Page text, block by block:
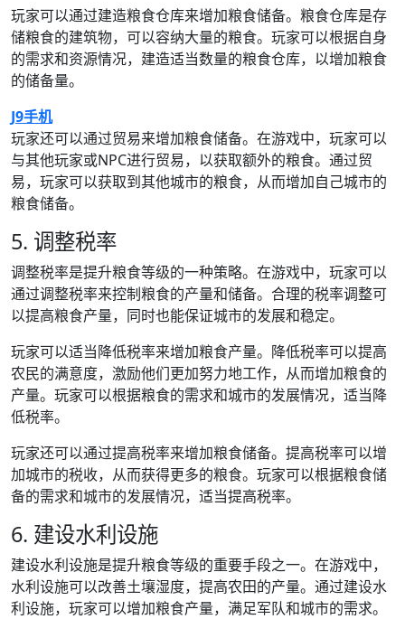
玩家可以通过建造粮食仓库来增加粮食储备。粮食仓库是存
储粮食的建筑物，可以容纳大量的粮食。玩家可以根据自身
的需求和资源情况，建造适当数量的粮食仓库，以增加粮食
的储备量。
J9手机
玩家还可以通过贸易来增加粮食储备。在游戏中，玩家可以
与其他玩家或NPC进行贸易，以获取额外的粮食。通过贸
易，玩家可以获取到其他城市的粮食，从而增加自己城市的
粮食储备。
5. 调整税率
调整税率是提升粮食等级的一种策略。在游戏中，玩家可以
通过调整税率来控制粮食的产量和储备。合理的税率调整可
以提高粮食产量，同时也能保证城市的发展和稳定。
玩家可以适当降低税率来增加粮食产量。降低税率可以提高
农民的满意度，激励他们更加努力地工作，从而增加粮食的
产量。玩家可以根据粮食的需求和城市的发展情况，适当降
低税率。
玩家还可以通过提高税率来增加粮食储备。提高税率可以增
加城市的税收，从而获得更多的粮食。玩家可以根据粮食储
备的需求和城市的发展情况，适当提高税率。
6. 建设水利设施
建设水利设施是提升粮食等级的重要手段之一。在游戏中，
水利设施可以改善土壤湿度，提高农田的产量。通过建设水
利设施，玩家可以增加粮食产量，满足军队和城市的需求。